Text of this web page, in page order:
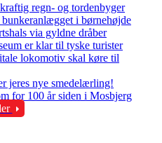
regn- og tordenbyger
i børnehøjde
via gyldne dråber
er klar til tyske turister
lokomotiv skal køre til
jeres nye smedelærling!
for 100 år siden i Mosbjerg